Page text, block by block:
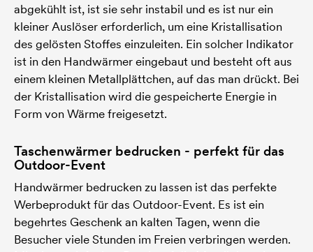
abgekühlt ist, ist sie sehr instabil und es ist nur ein
kleiner Auslöser erforderlich, um eine Kristallisation
des gelösten Stoffes einzuleiten. Ein solcher Indikator
ist in den Handwärmer eingebaut und besteht oft aus
einem kleinen Metallplättchen, auf das man drückt. Bei
der Kristallisation wird die gespeicherte Energie in
Form von Wärme freigesetzt.
Taschenwärmer bedrucken - perfekt für das
Outdoor-Event
Handwärmer bedrucken zu lassen ist das perfekte
Werbeprodukt für das Outdoor-Event. Es ist ein
begehrtes Geschenk an kalten Tagen, wenn die
Besucher viele Stunden im Freien verbringen werden.